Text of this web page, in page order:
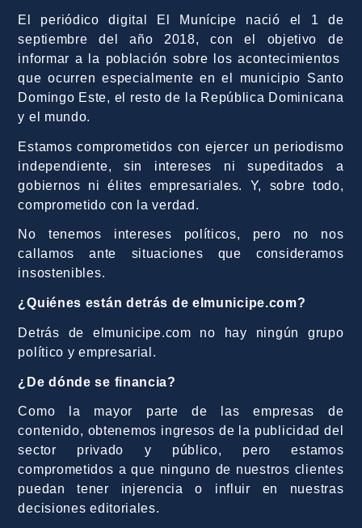
El periódico digital El Munícipe nació el 1 de
septiembre del año 2018, con el objetivo de
informar a la población sobre los acontecimientos
que ocurren especialmente en el municipio Santo
Domingo Este, el resto de la República Dominicana
y el mundo.
Estamos comprometidos con ejercer un periodismo
independiente, sin intereses ni supeditados a
gobiernos ni élites empresariales. Y, sobre todo,
comprometido con la verdad.
No tenemos intereses políticos, pero no nos
callamos ante situaciones que consideramos
insostenibles.
¿Quiénes están detrás de elmunicipe.com?
Detrás de elmunicipe.com no hay ningún grupo
político y empresarial.
¿De dónde se financia?
Como la mayor parte de las empresas de
contenido, obtenemos ingresos de la publicidad del
sector privado y público, pero estamos
comprometidos a que ninguno de nuestros clientes
puedan tener injerencia o influir en nuestras
decisiones editoriales.